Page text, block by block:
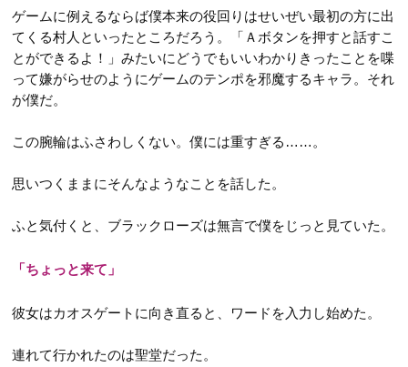
ゲームに例えるならば僕本来の役回りはせいぜい最初の方に出
てくる村人といったところだろう。「Ａボタンを押すと話すこ
とができるよ！」みたいにどうでもいいわかりきったことを喋
って嫌がらせのようにゲームのテンポを邪魔するキャラ。それ
が僕だ。
この腕輪はふさわしくない。僕には重すぎる……。
思いつくままにそんなようなことを話した。
ふと気付くと、ブラックローズは無言で僕をじっと見ていた。
「ちょっと来て」
彼女はカオスゲートに向き直ると、ワードを入力し始めた。
連れて行かれたのは聖堂だった。